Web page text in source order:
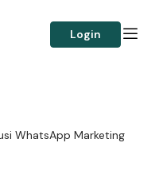
Login
WhatsApp Marketing